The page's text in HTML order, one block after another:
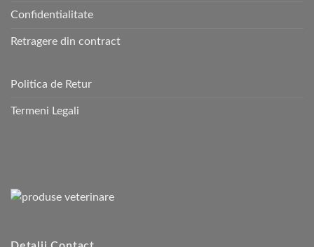
Confidentialitate
Retragere din contract
Politica de Retur
Termeni Legali